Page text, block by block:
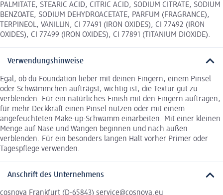
PALMITATE, STEARIC ACID, CITRIC ACID, SODIUM CITRATE, SODIUM
BENZOATE, SODIUM DEHYDROACETATE, PARFUM (FRAGRANCE),
TERPINEOL, VANILLIN, CI 77491 (IRON OXIDES), CI 77492 (IRON
OXIDES), CI 77499 (IRON OXIDES), CI 77891 (TITANIUM DIOXIDE).
Verwendungshinweise
Egal, ob du Foundation lieber mit deinen Fingern, einem Pinsel
oder Schwämmchen aufträgst, wichtig ist, die Textur gut zu
verblenden. Für ein natürliches Finish mit den Fingern auftragen,
für mehr Deckkraft einen Pinsel nutzen oder mit einem
angefeuchteten Make-up-Schwamm einarbeiten. Mit einer kleinen
Menge auf Nase und Wangen beginnen und nach außen
verblenden. Für ein besonders langen Halt vorher Primer oder
Tagespflege verwenden.
Anschrift des Unternehmens
cosnova Frankfurt (D-65843) service@cosnova.eu